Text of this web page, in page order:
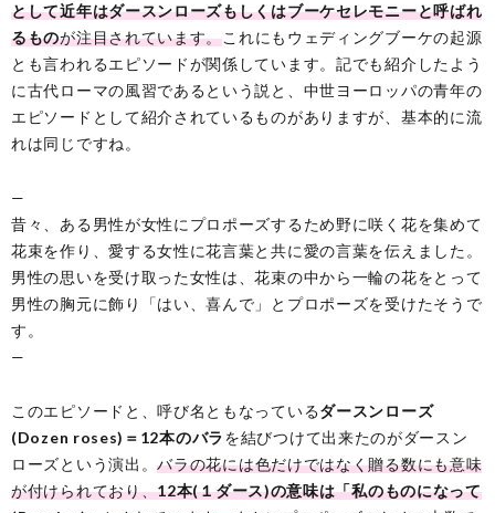
として近年はダースンローズもしくはブーケセレモニーと呼ばれ
るものが注目されています。これにもウェディングブーケの起源
とも言われるエピソードが関係しています。記でも紹介したよう
に古代ローマの風習であるという説と、中世ヨーロッパの青年の
エピソードとして紹介されているものがありますが、基本的に流
れは同じですね。
—
昔々、ある男性が女性にプロポーズするため野に咲く花を集めて
花束を作り、愛する女性に花言葉と共に愛の言葉を伝えました。
男性の思いを受け取った女性は、花束の中から一輪の花をとって
男性の胸元に飾り「はい、喜んで」とプロポーズを受けたそうで
す。
—
このエピソードと、呼び名ともなっているダースンローズ
(Dozen roses)＝12本のバラ を結びつけて出来たのがダースン
ローズという演出。バラの花には色だけではなく贈る数にも意味
が付けられており、12本(１ダース)の意味は「私のものになって